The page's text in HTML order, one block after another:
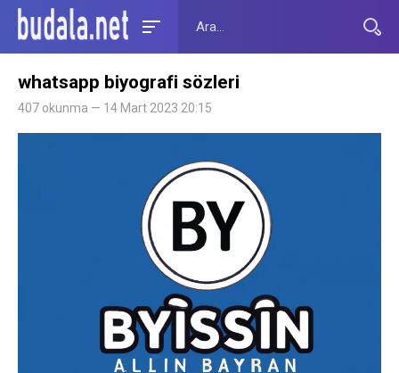
whatsapp biyografi sözleri
407 okunma — 14 Mart 2023 20:15